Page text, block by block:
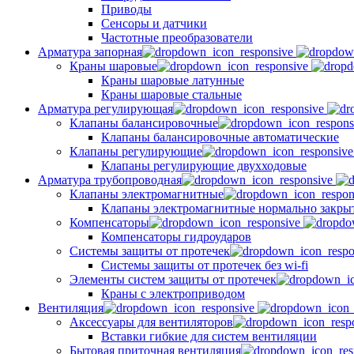
Приводы
Сенсоры и датчики
Частотные преобразователи
Арматура запорная
Краны шаровые
Краны шаровые латунные
Краны шаровые стальные
Арматура регулирующая
Клапаны балансировочные
Клапаны балансировочные автоматические
Клапаны регулирующие
Клапаны регулирующие двухходовые
Арматура трубопроводная
Клапаны электромагнитные
Клапаны электромагнитные нормально
Компенсаторы
Компенсаторы гидроударов
Системы защиты от протечек
Системы защиты от протечек без wi-fi
Элементы систем защиты от протечек
Краны с электроприводом
Вентиляция
Аксессуары для вентиляторов
Вставки гибкие для систем вентиляции
Бытовая приточная вентиляция